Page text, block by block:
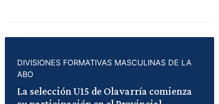
DIVISIONES FORMATIVAS MASCULINAS DE LA
ABO
La selección U15 de Olavarría comienza